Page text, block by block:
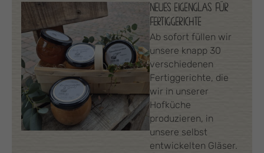
NEUES EIGENGLAS FÜR
FERTIGGERICHTE
Ab sofort füllen wir
unsere knapp 30
verschiedenen
Fertiggerichte, die
wir in unserer
Hofküche
produzieren, in
unsere selbst
entwickelten Gläser.